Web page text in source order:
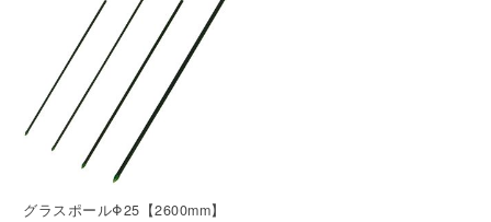
グラスポールΦ25【2600mm】